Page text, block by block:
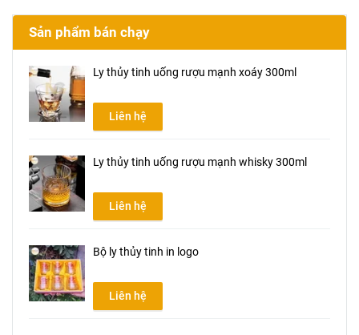
Sản phẩm bán chạy
Ly thủy tinh uống rượu mạnh xoáy 300ml
Liên hệ
Ly thủy tinh uống rượu mạnh whisky 300ml
Liên hệ
Bộ ly thủy tinh in logo
Liên hệ